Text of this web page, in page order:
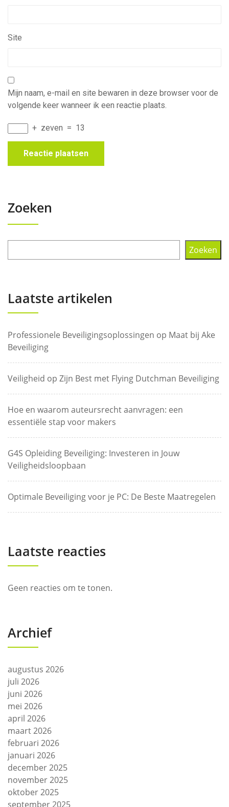
Site
Mijn naam, e-mail en site bewaren in deze browser voor de
volgende keer wanneer ik een reactie plaats.
+ zeven = 13
Zoeken
Zoeken
Laatste artikelen
Professionele Beveiligingsoplossingen op Maat bij Ake
Beveiliging
Veiligheid op Zijn Best met Flying Dutchman Beveiliging
Hoe en waarom auteursrecht aanvragen: een
essentiële stap voor makers
G4S Opleiding Beveiliging: Investeren in Jouw
Veiligheidsloopbaan
Optimale Beveiliging voor je PC: De Beste Maatregelen
Laatste reacties
Geen reacties om te tonen.
Archief
augustus 2026
juli 2026
juni 2026
mei 2026
april 2026
maart 2026
februari 2026
januari 2026
december 2025
november 2025
oktober 2025
september 2025